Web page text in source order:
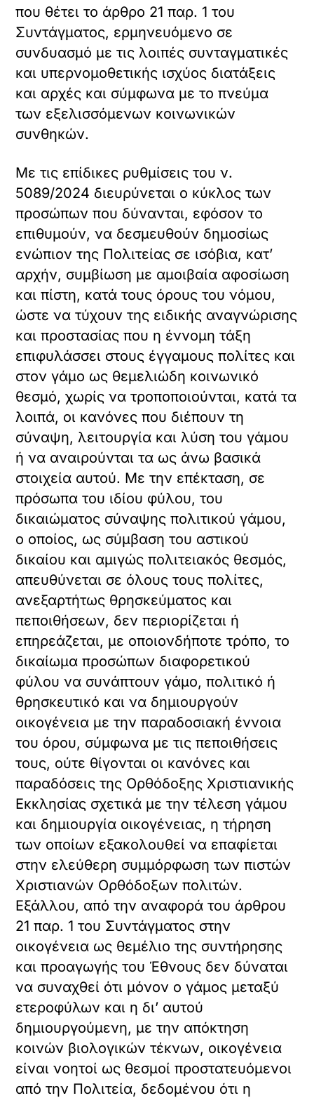
που θέτει το άρθρο 21 παρ. 1 του
Συντάγματος, ερμηνευόμενο σε
συνδυασμό με τις λοιπές συνταγματικές
και υπερνομοθετικής ισχύος διατάξεις
και αρχές και σύμφωνα με το πνεύμα
των εξελισσόμενων κοινωνικών
συνθηκών.
Με τις επίδικες ρυθμίσεις του ν.
5089/2024 διευρύνεται ο κύκλος των
προσώπων που δύνανται, εφόσον το
επιθυμούν, να δεσμευθούν δημοσίως
ενώπιον της Πολιτείας σε ισόβια, κατ’
αρχήν, συμβίωση με αμοιβαία αφοσίωση
και πίστη, κατά τους όρους του νόμου,
ώστε να τύχουν της ειδικής αναγνώρισης
και προστασίας που η έννομη τάξη
επιφυλάσσει στους έγγαμους πολίτες και
στον γάμο ως θεμελιώδη κοινωνικό
θεσμό, χωρίς να τροποποιούνται, κατά τα
λοιπά, οι κανόνες που διέπουν τη
σύναψη, λειτουργία και λύση του γάμου
ή να αναιρούνται τα ως άνω βασικά
στοιχεία αυτού. Με την επέκταση, σε
πρόσωπα του ιδίου φύλου, του
δικαιώματος σύναψης πολιτικού γάμου,
ο οποίος, ως σύμβαση του αστικού
δικαίου και αμιγώς πολιτειακός θεσμός,
απευθύνεται σε όλους τους πολίτες,
ανεξαρτήτως θρησκεύματος και
πεποιθήσεων, δεν περιορίζεται ή
επηρεάζεται, με οποιονδήποτε τρόπο, το
δικαίωμα προσώπων διαφορετικού
φύλου να συνάπτουν γάμο, πολιτικό ή
θρησκευτικό και να δημιουργούν
οικογένεια με την παραδοσιακή έννοια
του όρου, σύμφωνα με τις πεποιθήσεις
τους, ούτε θίγονται οι κανόνες και
παραδόσεις της Ορθόδοξης Χριστιανικής
Εκκλησίας σχετικά με την τέλεση γάμου
και δημιουργία οικογένειας, η τήρηση
των οποίων εξακολουθεί να επαφίεται
στην ελεύθερη συμμόρφωση των πιστών
Χριστιανών Ορθόδοξων πολιτών.
Εξάλλου, από την αναφορά του άρθρου
21 παρ. 1 του Συντάγματος στην
οικογένεια ως θεμέλιο της συντήρησης
και προαγωγής του Έθνους δεν δύναται
να συναχθεί ότι μόνον ο γάμος μεταξύ
ετεροφύλων και η δι’ αυτού
δημιουργούμενη, με την απόκτηση
κοινών βιολογικών τέκνων, οικογένεια
είναι νοητοί ως θεσμοί προστατευόμενοι
από την Πολιτεία, δεδομένου ότι η